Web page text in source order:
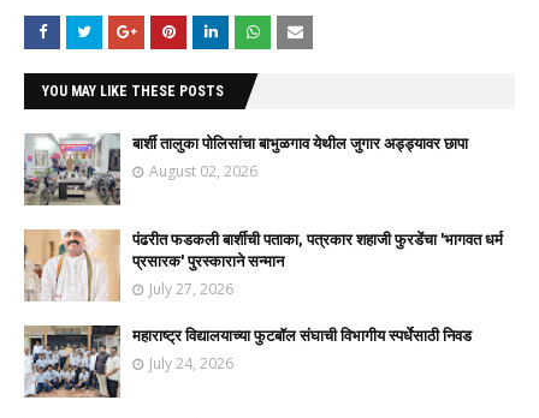
YOU MAY LIKE THESE POSTS
बार्शी तालुका पोलिसांचा बाभुळगाव येथील जुगार अड्ड्यावर छापा
August 02, 2026
पंढरीत फडकली बार्शीची पताका, पत्रकार शहाजी फुरडेंचा 'भागवत धर्म
प्रसारक' पुरस्काराने सन्मान
July 27, 2026
महाराष्ट्र विद्यालयाच्या फुटबॉल संघाची विभागीय स्पर्धेसाठी निवड
July 24, 2026